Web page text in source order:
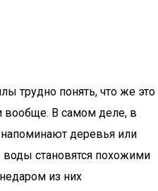
трудно понять, что же это
вообще. В самом деле, в
деревья или
становятся похожими
из них